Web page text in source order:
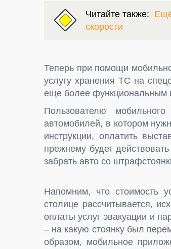
Читайте также:
скорости
Теперь при помощи
услугу хранения ТС на
еще более функциональным
Пользователю
автомобилей, в котором
инструкции, оплатить
прежнему будет
забрать авто со
Напомним, что стоимость
столице рассчитывается,
оплаты услуг эвакуации и
– на какую стоянку был
образом, мобильное